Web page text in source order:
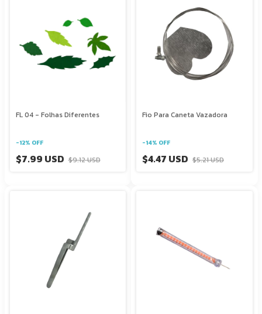
FL 04 - Folhas Diferentes
-12% OFF
$7.99 USD $9.12 USD
Fio Para Caneta Vazadora
-14% OFF
$4.47 USD $5.21 USD